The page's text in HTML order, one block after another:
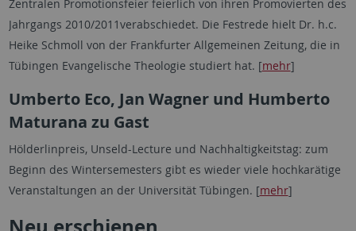
Zentralen Promotionsfeier feierlich von ihren Promovierten des
Jahrgangs 2010/2011verabschiedet. Die Festrede hielt Dr. h.c.
Heike Schmoll von der Frankfurter Allgemeinen Zeitung, die in
Tübingen Evangelische Theologie studiert hat. [mehr]
Umberto Eco, Jan Wagner und Humberto
Maturana zu Gast
Hölderlinpreis, Unseld-Lecture und Nachhaltigkeitstag: zum
Beginn des Wintersemesters gibt es wieder viele hochkarätige
Veranstaltungen an der Universität Tübingen. [mehr]